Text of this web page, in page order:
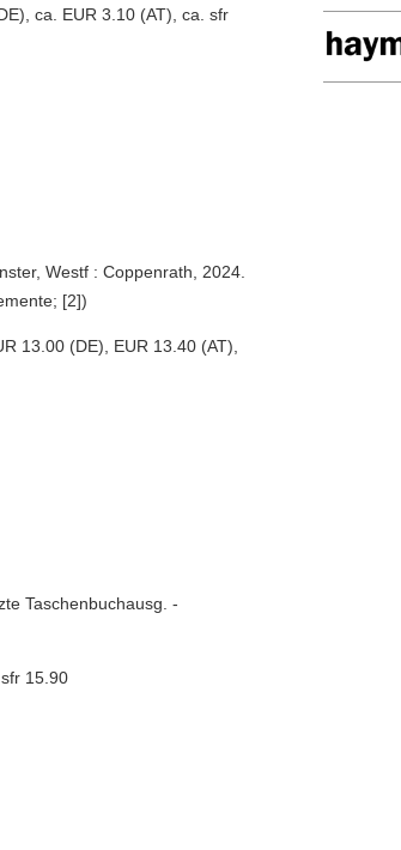
ca. EUR 3.10 (AT), ca. sfr
Westf : Coppenrath, 2024.
[2])
13.00 (DE), EUR 13.40 (AT),
Taschenbuchausg. -
15.90